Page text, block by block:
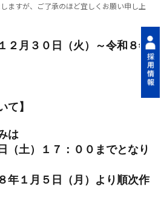
ますが、ご了承のほど宜しくお願い申し上
２月３０日（火）～令和８年
て】
は
（土）１７：００までとなり
年１月５日（月）より順次作